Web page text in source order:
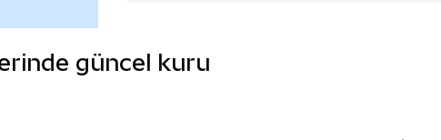
güncel kuru